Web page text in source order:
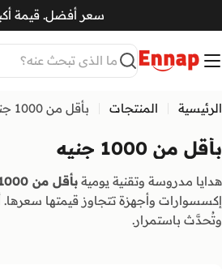
to
سعر أفضل. قيمة
بحث
الرئيسية المنتجات بأقل من 1000 جنيه
ا
ف
ئ
ا
بأقل من 1000 جنيه
هدايا مدروسة وتقنية يومية بأقل من 1000 جنيه
إكسسوارات وأجهزة تتجاوز قيمتها
وتُحدَّث باستمرار.